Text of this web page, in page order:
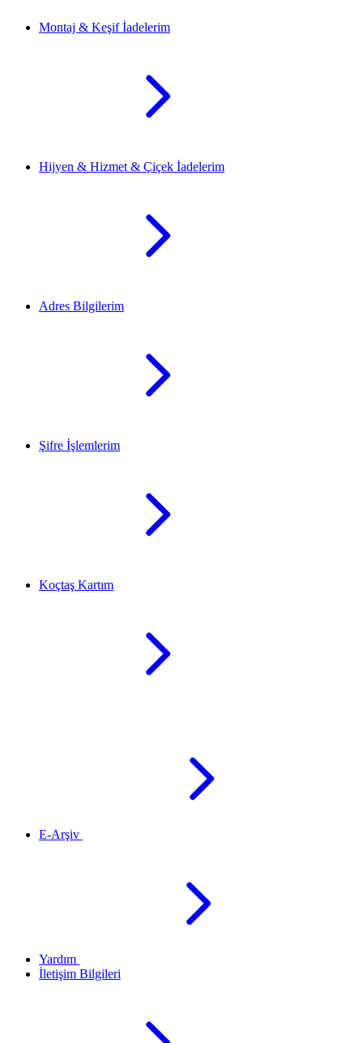
Montaj & Keşif İadelerim
Hijyen & Hizmet & Çiçek İadelerim
Adres Bilgilerim
Şifre İşlemlerim
Koçtaş Kartım
E-Arşiv
Yardım
İletişim Bilgileri